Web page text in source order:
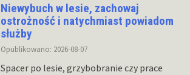
Niewybuch w lesie, zachowaj
ostrożność i natychmiast powiadom
służby
Opublikowano: 2026-08-07
Spacer po lesie, grzybobranie czy prace